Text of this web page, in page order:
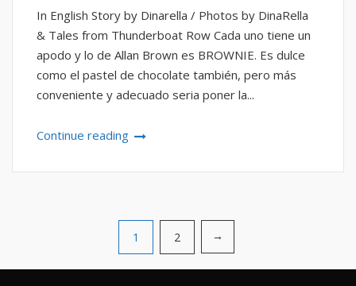
In English Story by Dinarella / Photos by DinaRella
& Tales from Thunderboat Row Cada uno tiene un
apodo y lo de Allan Brown es BROWNIE. Es dulce
como el pastel de chocolate también, pero más
conveniente y adecuado seria poner la...
Continue reading
navigation
1 2 →